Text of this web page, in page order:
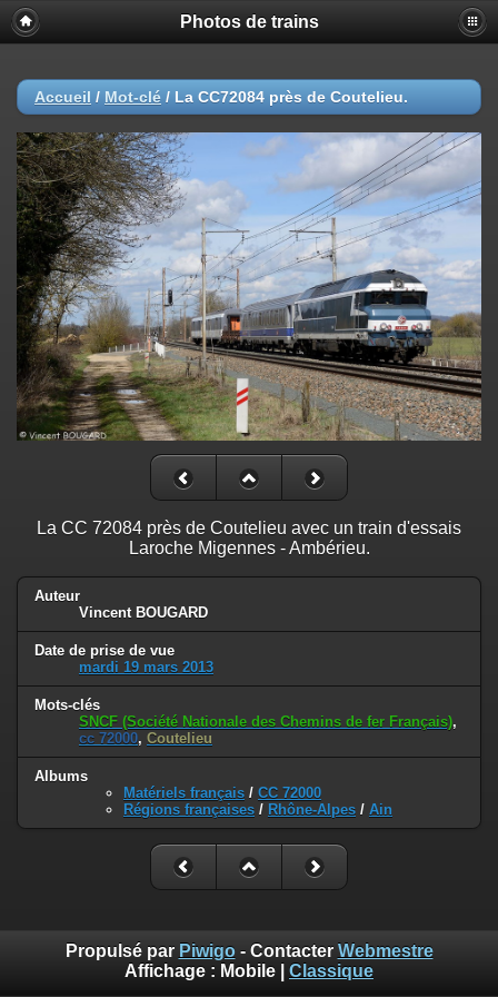
Photos de trains
Accueil / Mot-clé / La CC72084 près de Coutelieu.
La CC 72084 près de Coutelieu avec un train d'essais
Laroche Migennes - Ambérieu.
Auteur
Vincent BOUGARD
Date de prise de vue
mardi 19 mars 2013
Mots-clés
SNCF (Société Nationale des Chemins de fer Français),
cc 72000, Coutelieu
Albums
Matériels français / CC 72000
Régions françaises / Rhône-Alpes / Ain
Propulsé par Piwigo- Contacter Webmestre
Affichage : Mobile Classique